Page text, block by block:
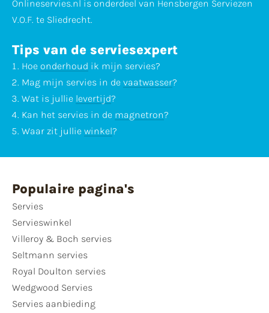
Onlineservies.nl is onderdeel van Hensbergen Serviezen
V.O.F. te Sliedrecht.
Tips van de serviesexpert
Hoe onderhoud ik mijn servies?
Mag mijn servies in de vaatwasser?
Wat is jullie levertijd?
Kan het servies in de magnetron?
Waar zit jullie winkel?
Populaire pagina's
Servies
Servieswinkel
Villeroy & Boch servies
Seltmann servies
Royal Doulton servies
Wedgwood Servies
Servies aanbieding